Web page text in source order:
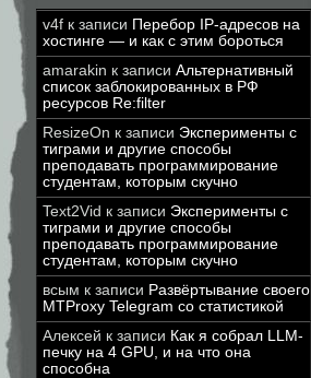
v4f к записи Перебор IP-адресов на
хостинге — и как с этим бороться
amarakin к записи Альтернативный
список заблокированных в РФ
ресурсов Re:filter
ResizeOn к записи Эксперименты с
тиграми и другие способы
преподавать программирование
студентам, которым скучно
Text2Vid к записи Эксперименты с
тиграми и другие способы
преподавать программирование
студентам, которым скучно
всым к записи Развёртывание своего
MTProxy Telegram со статистикой
Алексей к записи Как я собрал LLM-
печку на 4 GPU, и на что она
способна